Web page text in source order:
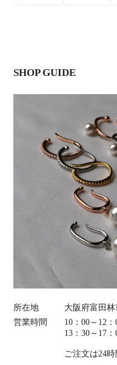
SHOP GUIDE
所在地
大阪府富田
営業時間
10：00～12：
13：30～17：
ご注文は24時